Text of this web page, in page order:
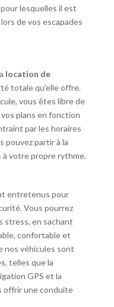
lesquelles il est
de vos escapades
location de
totale qu’elle offre.
vous êtes libre de
plans en fonction
par les horaires
pouvez partir à la
votre propre rythme.
entretenus pour
Vous pourrez
stress, en sachant
confortable et
nos véhicules sont
telles que la
GPS et la
offrir une conduite